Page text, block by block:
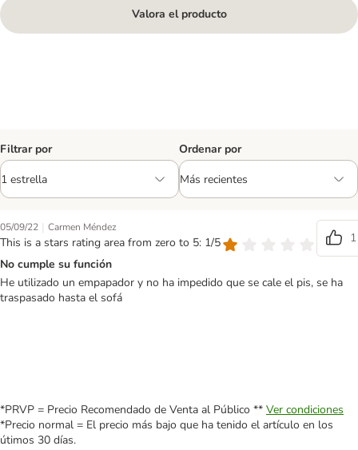
Valora el producto
Filtrar por Ordenar por
05/09/22 | Carmen Méndez
This is a stars rating area from zero to 5: 1/5
1
No cumple su función
He utilizado un empapador y no ha impedido que se cale el pis, se ha
traspasado hasta el sofá
*PRVP = Precio Recomendado de Venta al Público ** Ver condiciones
*Precio normal = El precio más bajo que ha tenido el artículo en los
útimos 30 días.